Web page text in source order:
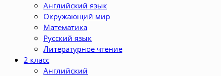
Английский язык
Окружающий мир
Математика
Русский язык
Литературное чтение
2 класс
Английский